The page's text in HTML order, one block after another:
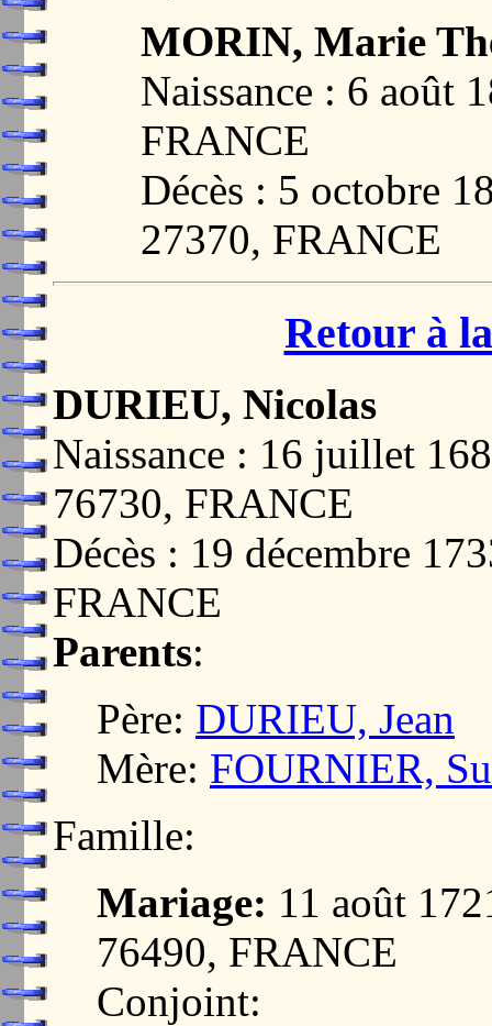
MORIN, Marie
Naissance : 6 août
FRANCE
Décès : 5 octobre
27370, FRANCE
Retour à
DURIEU, Nicolas
Naissance : 16 juillet
76730, FRANCE
Décès : 19 décembre
FRANCE
Parents:
Père: DURIEU, Jean
Mère: FOURNIER,
Famille:
Mariage: 11 août
76490, FRANCE
Conjoint: